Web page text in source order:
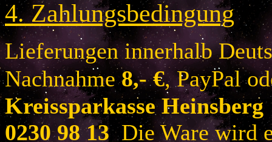
4.Zahlungsbedingung
Lieferungen innerhalb
Nachnahme 8,- €, PayPal
Kreissparkasse
0230 98 13Die Ware wird